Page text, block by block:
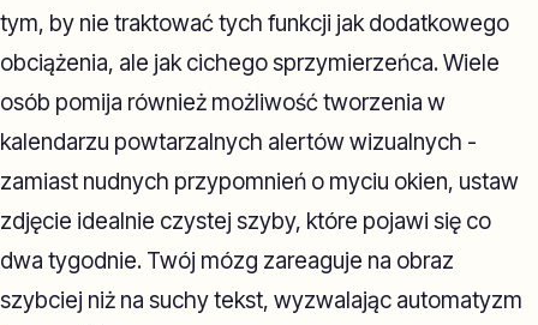
tym, by nie traktować tych funkcji jak dodatkowego
obciążenia, ale jak cichego sprzymierzeńca. Wiele
osób pomija również możliwość tworzenia w
kalendarzu powtarzalnych alertów wizualnych -
zamiast nudnych przypomnień o myciu okien, ustaw
zdjęcie idealnie czystej szyby, które pojawi się co
dwa tygodnie. Twój mózg zareaguje na obraz
szybciej niż na suchy tekst, wyzwalając automatyzm